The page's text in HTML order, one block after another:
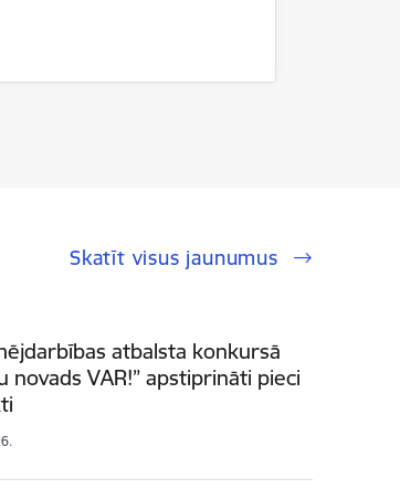
Skatīt visus jaunumus
atbalsta konkursā
novads VAR!” apstiprināti pieci